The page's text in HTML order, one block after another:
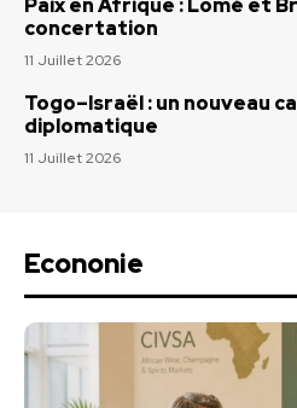
Paix en Afrique : Lomé et
concertation
11 Juillet 2026
Togo–Israël : un nouveau
diplomatique
11 Juillet 2026
Econonie